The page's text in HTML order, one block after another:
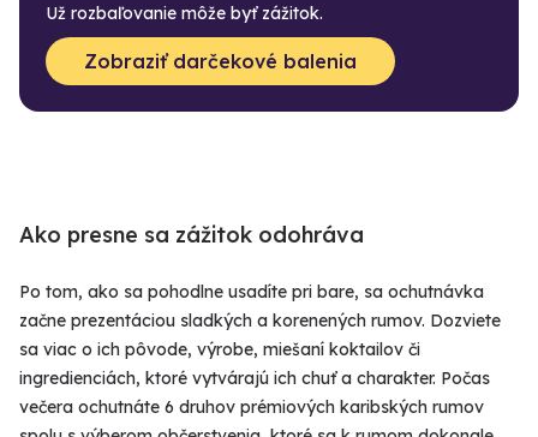
Už rozbaľovanie môže byť zážitok.
Zobraziť darčekové balenia
Ako presne sa zážitok odohráva
Po tom, ako sa pohodlne usadíte pri bare, sa ochutnávka
začne prezentáciou sladkých a korenených rumov. Dozviete
sa viac o ich pôvode, výrobe, miešaní koktailov či
ingredienciách, ktoré vytvárajú ich chuť a charakter. Počas
večera ochutnáte 6 druhov prémiových karibských rumov